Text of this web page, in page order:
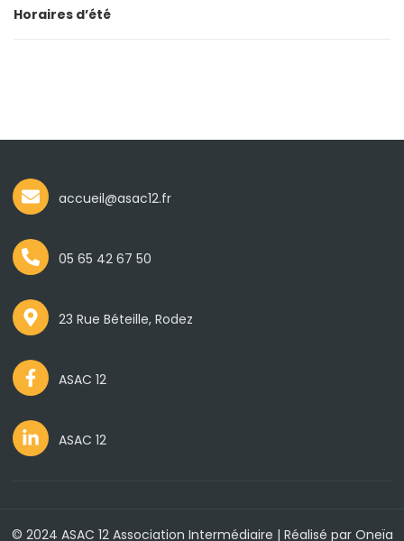
Horaires d’été
accueil@asac12.fr
05 65 42 67 50
23 Rue Béteille, Rodez
ASAC 12
ASAC 12
© 2024 ASAC 12 Association Intermédiaire | Réalisé par Oneïa